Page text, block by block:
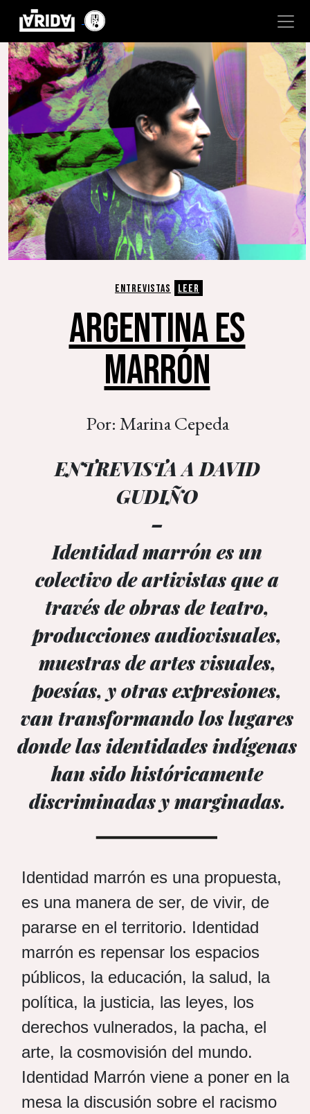
ENTREVISTAS LEER
ARGENTINA ES
MARRÓN
Por: Marina Cepeda
ENTREVISTA A DAVID
GUDIÑO
–
Identidad marrón es un
colectivo de artivistas que a
través de obras de teatro,
producciones audiovisuales,
muestras de artes visuales,
poesías, y otras expresiones,
van transformando los lugares
donde las identidades indígenas
han sido históricamente
discriminadas y marginadas.
Identidad marrón es una propuesta,
es una manera de ser, de vivir, de
pararse en el territorio. Identidad
marrón es repensar los espacios
públicos, la educación, la salud, la
política, la justicia, las leyes, los
derechos vulnerados, la pacha, el
arte, la cosmovisión del mundo.
Identidad Marrón viene a poner en la
mesa la discusión sobre el racismo